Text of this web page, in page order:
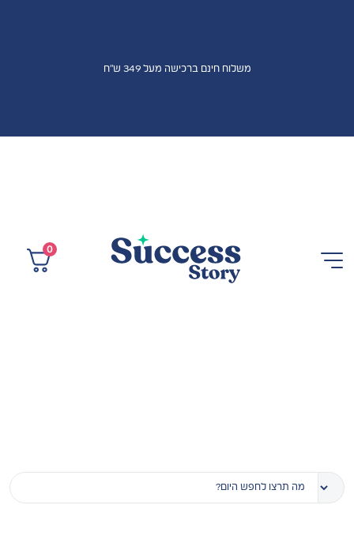
משלוח חינם ברכישה מעל 349 ש"ח
0